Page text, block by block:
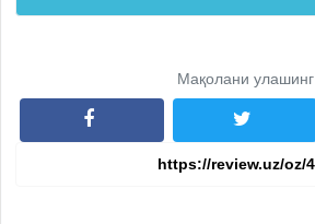
Мақолани улашинг